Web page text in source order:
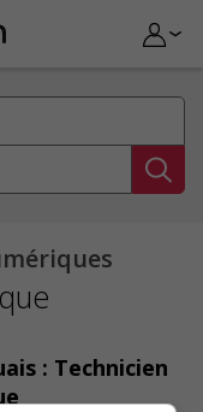
: Technicien